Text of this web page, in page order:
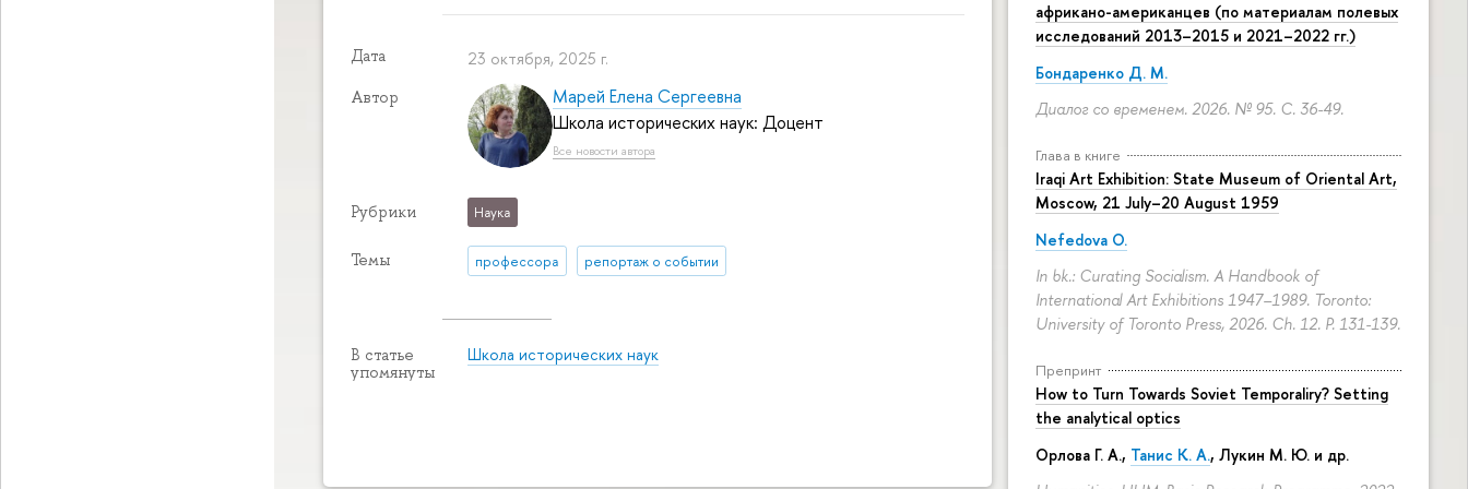
африкано-американцев (по материалам полевых
исследований 2013–2015 и 2021–2022 гг.)
Бондаренко Д. М.
Диалог со временем. 2026. № 95. С. 36-49.
Глава в книге
Iraqi Art Exhibition: State Museum of Oriental Art,
Moscow, 21 July–20 August 1959
Nefedova O.
In bk.: Curating Socialism. A Handbook of
International Art Exhibitions 1947–1989. Toronto:
University of Toronto Press, 2026. Ch. 12. P. 131-139.
Препринт
How to Turn Towards Soviet Temporaliry? Setting
the analytical optics
Орлова Г. А., Танис К. А., Лукин М. Ю. и др.
Дата 23 октября, 2025 г.
Автор
Марей Елена Сергеевна
Школа исторических наук: Доцент
Все новости автора
Рубрики Наука
Темы профессора репортаж о событии
В статье
упомянуты
Школа исторических наук